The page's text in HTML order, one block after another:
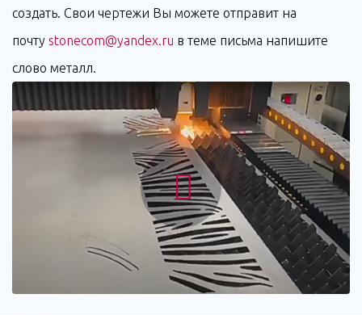
создать. Свои чертежи Вы можете отправит на
почту stonecom@yandex.ru в теме письма напишите
слово металл.